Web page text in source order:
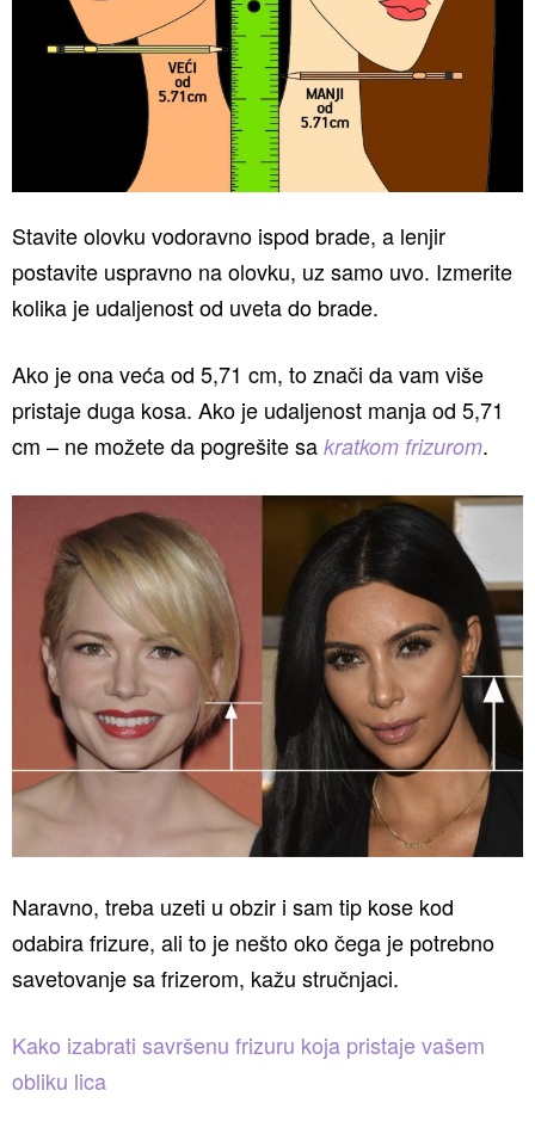
Stavite olovku vodoravno ispod brade, a lenjir
postavite uspravno na olovku, uz samo uvo. Izmerite
kolika je udaljenost od uveta do brade.
Ako je ona veća od 5,71 cm, to znači da vam više
pristaje duga kosa. Ako je udaljenost manja od 5,71
cm – ne možete da pogrešite sa kratkom frizurom.
Naravno, treba uzeti u obzir i sam tip kose kod
odabira frizure, ali to je nešto oko čega je potrebno
savetovanje sa frizerom, kažu stručnjaci.
Kako izabrati savršenu frizuru koja pristaje vašem
obliku lica